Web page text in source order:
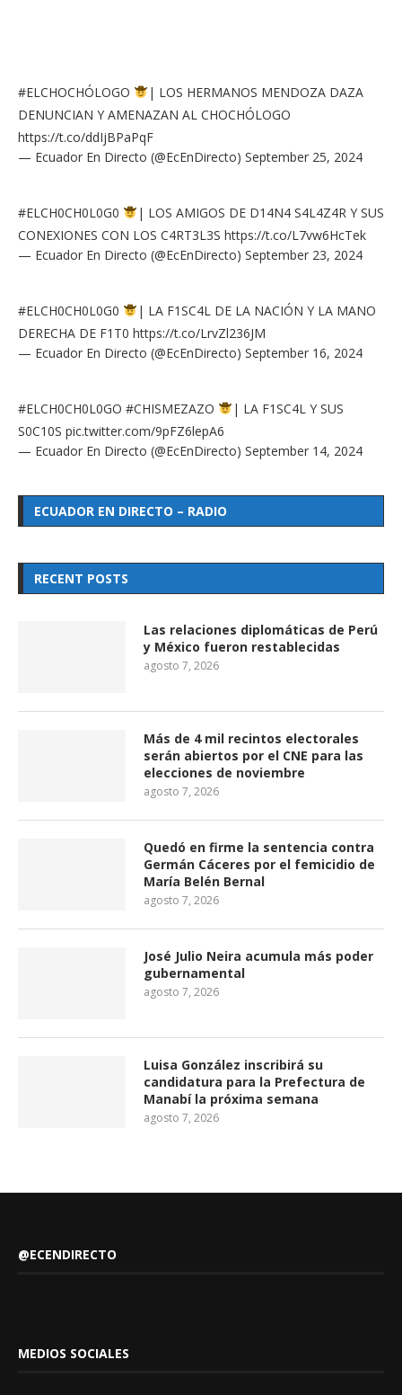
#ELCHOCHÓLOGO
| LOS HERMANOS MENDOZA DAZA
DENUNCIAN Y AMENAZAN AL CHOCHÓLOGO
https://t.co/ddIjBPaPqF
— Ecuador En Directo (@EcEnDirecto) September 25, 2024
#ELCH0CH0L0G0
| LOS AMIGOS DE D14N4 S4L4Z4R Y SUS
CONEXIONES CON LOS C4RT3L3S https://t.co/L7vw6HcTek
— Ecuador En Directo (@EcEnDirecto) September 23, 2024
#ELCH0CH0L0G0
| LA F1SC4L DE LA NACIÓN Y LA MANO
DERECHA DE F1T0 https://t.co/LrvZl236JM
— Ecuador En Directo (@EcEnDirecto) September 16, 2024
#ELCH0CH0L0GO #CHISMEZAZO
| LA F1SC4L Y SUS
S0C10S pic.twitter.com/9pFZ6lepA6
— Ecuador En Directo (@EcEnDirecto) September 14, 2024
ECUADOR EN DIRECTO – RADIO
RECENT POSTS
Las relaciones diplomáticas de Perú
y México fueron restablecidas
agosto 7, 2026
Más de 4 mil recintos electorales
serán abiertos por el CNE para las
elecciones de noviembre
agosto 7, 2026
Quedó en firme la sentencia contra
Germán Cáceres por el femicidio de
María Belén Bernal
agosto 7, 2026
José Julio Neira acumula más poder
gubernamental
agosto 7, 2026
Luisa González inscribirá su
candidatura para la Prefectura de
Manabí la próxima semana
agosto 7, 2026
@ECENDIRECTO
MEDIOS SOCIALES